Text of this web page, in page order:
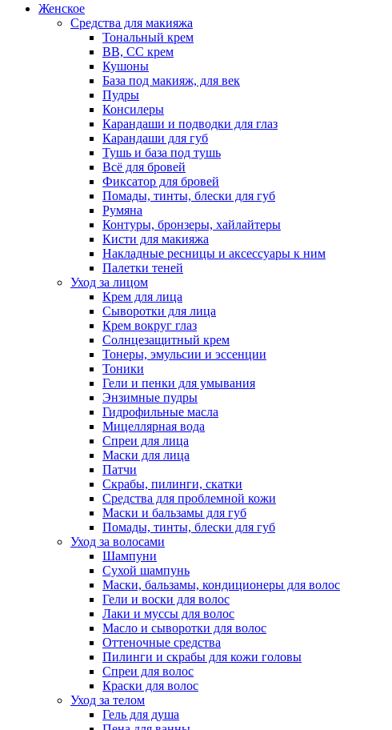
Женское
Средства для макияжа
Тональный крем
BB, CC крем
Кушоны
База под макияж, для век
Пудры
Консилеры
Карандаши и подводки для глаз
Карандаши для губ
Тушь и база под тушь
Всё для бровей
Фиксатор для бровей
Помады, тинты, блески для губ
Румяна
Контуры, бронзеры, хайлайтеры
Кисти для макияжа
Накладные ресницы и аксессуары к ним
Палетки теней
Уход за лицом
Крем для лица
Сыворотки для лица
Крем вокруг глаз
Солнцезащитный крем
Тонеры, эмульсии и эссенции
Тоники
Гели и пенки для умывания
Энзимные пудры
Гидрофильные масла
Мицеллярная вода
Спреи для лица
Маски для лица
Патчи
Скрабы, пилинги, скатки
Средства для проблемной кожи
Маски и бальзамы для губ
Помады, тинты, блески для губ
Уход за волосами
Шампуни
Сухой шампунь
Маски, бальзамы, кондиционеры для волос
Гели и воски для волос
Лаки и муссы для волос
Масло и сыворотки для волос
Оттеночные средства
Пилинги и скрабы для кожи головы
Спреи для волос
Краски для волос
Уход за телом
Гель для душа